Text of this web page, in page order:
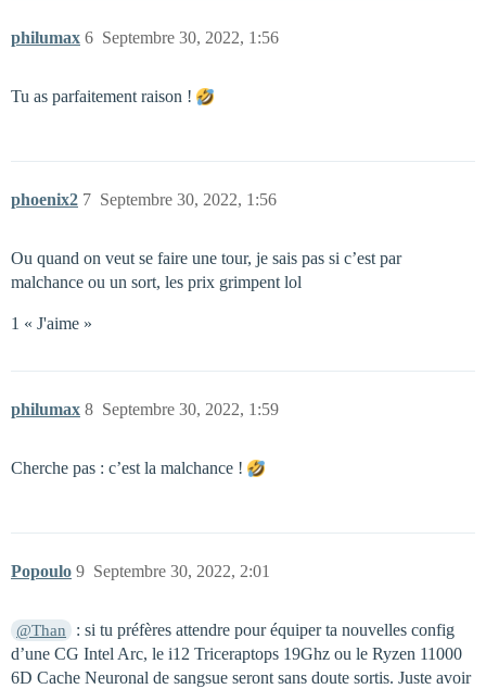
philumax Septembre 30, 2022, 1:56
6
Tu as parfaitement raison !
phoenix2 Septembre 30, 2022, 1:56
7
Ou quand on veut se faire une tour, je sais pas si c’est par
malchance ou un sort, les prix grimpent lol
1 « J'aime »
philumax Septembre 30, 2022, 1:59
8
Cherche pas : c’est la malchance !
Popoulo Septembre 30, 2022, 2:01
9
@Than
: si tu préfères attendre pour équiper ta nouvelles config
d’une CG Intel Arc, le i12 Triceraptops 19Ghz ou le Ryzen 11000
6D Cache Neuronal de sangsue seront sans doute sortis. Juste avoir